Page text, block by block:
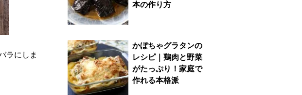
ラにしま
本の作り方
かぼちゃグラタンの
レシピ｜鶏肉と野菜
がたっぷり！家庭で
作れる本格派